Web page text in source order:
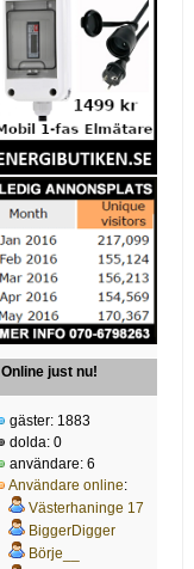
Online just nu!
gäster: 1883
dolda: 0
användare: 6
Användare online:
Västerhaninge 17
BiggerDigger
Börje__